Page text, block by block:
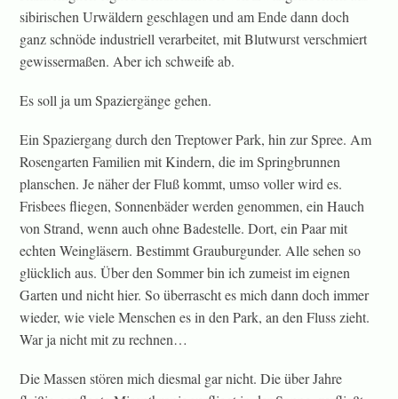
sibirischen Urwäldern geschlagen und am Ende dann doch
ganz schnöde industriell verarbeitet, mit Blutwurst verschmiert
gewissermaßen. Aber ich schweife ab.
Es soll ja um Spaziergänge gehen.
Ein Spaziergang durch den Treptower Park, hin zur Spree. Am
Rosengarten Familien mit Kindern, die im Springbrunnen
planschen. Je näher der Fluß kommt, umso voller wird es.
Frisbees fliegen, Sonnenbäder werden genommen, ein Hauch
von Strand, wenn auch ohne Badestelle. Dort, ein Paar mit
echten Weingläsern. Bestimmt Grauburgunder. Alle sehen so
glücklich aus. Über den Sommer bin ich zumeist im eignen
Garten und nicht hier. So überrascht es mich dann doch immer
wieder, wie viele Menschen es in den Park, an den Fluss zieht.
War ja nicht mit zu rechnen…
Die Massen stören mich diesmal gar nicht. Die über Jahre